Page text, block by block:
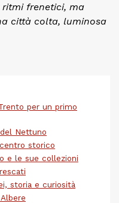
frenetici, ma
città colta, luminosa
per un primo
Nettuno
storico
e le sue collezioni
storia e curiosità